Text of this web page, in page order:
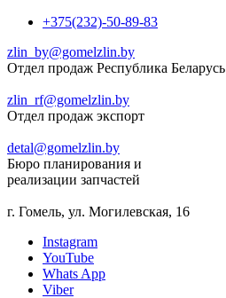
+375(232)-50-89-83
zlin_by@gomelzlin.by
Отдел продаж Республика Беларусь
zlin_rf@gomelzlin.by
Отдел продаж экспорт
detal@gomelzlin.by
Бюро планирования и
реализации запчастей
г. Гомель, ул. Могилевская, 16
Instagram
YouTube
Whats App
Viber